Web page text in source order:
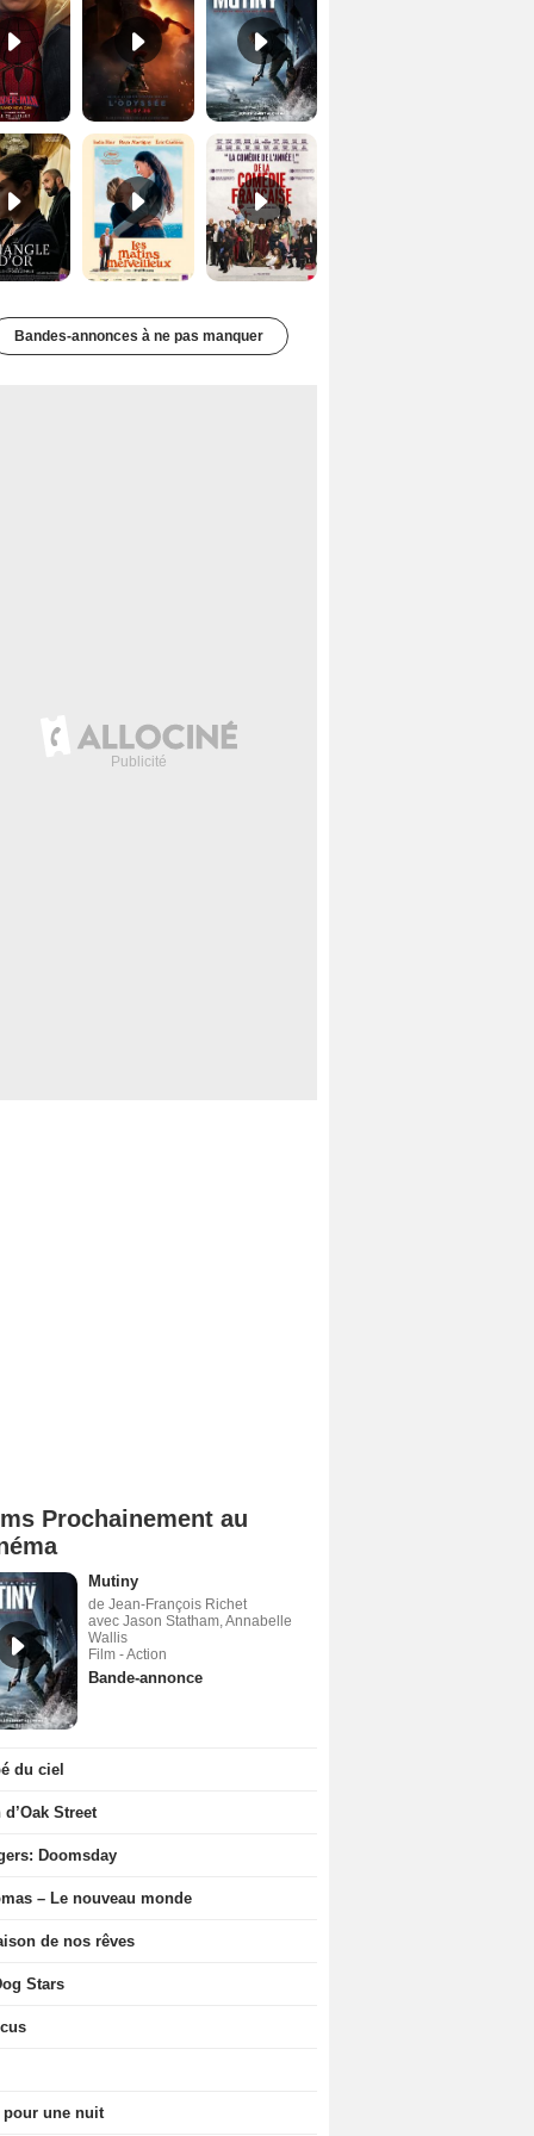
Les Matins merveilleux Bande-annonce VF De la Comédie-Française Teaser VF
Bandes-annonces à ne pas manquer
Prochainement au
Mutiny
de Jean-François Richet
avec Jason Statham, Annabelle
Wallis
Film - Action
Bande-annonce
du ciel
d’Oak Street
Doomsday
– Le nouveau monde
de nos rêves
Stars
pour une nuit